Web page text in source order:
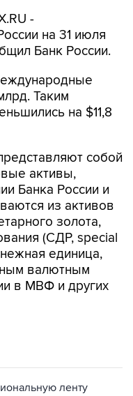
-
на 31 июля
Банк России.
Таким
на $11,8
собой
активы,
Банка России и
из активов
золота,
(СДР, special
единица,
валютным
в МВФ и других
ленту